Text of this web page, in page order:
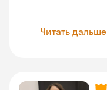
Читать дальше